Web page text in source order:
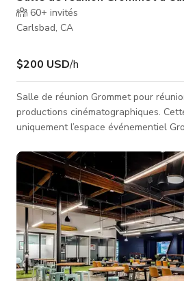
60+ invités
Carlsbad, CA
$200 USD/h
Salle de réunion Grommet pour
productions cinématographiques. Cette annonce concerne
uniquement l’espace événementiel